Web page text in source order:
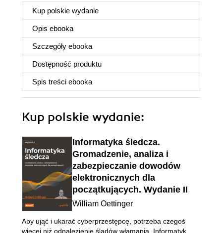
Kup polskie wydanie
Opis ebooka
Szczegóły ebooka
Dostępność produktu
Spis treści ebooka
Kup polskie wydanie:
Informatyka śledcza.
Gromadzenie, analiza i
zabezpieczanie dowodów
elektronicznych dla
początkujących. Wydanie II
William Oettinger
Aby ująć i ukarać cyberprzestępcę, potrzeba czegoś
więcej niż odnalezienie śladów włamania. Informatyk